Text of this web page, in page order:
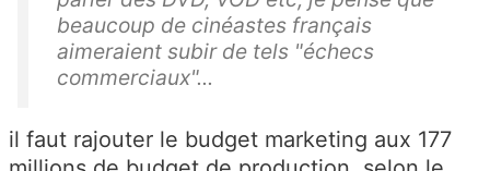
beaucoup de cinéastes français
aimeraient subir de tels "échecs
commerciaux"...
il faut rajouter le budget marketing aux 177